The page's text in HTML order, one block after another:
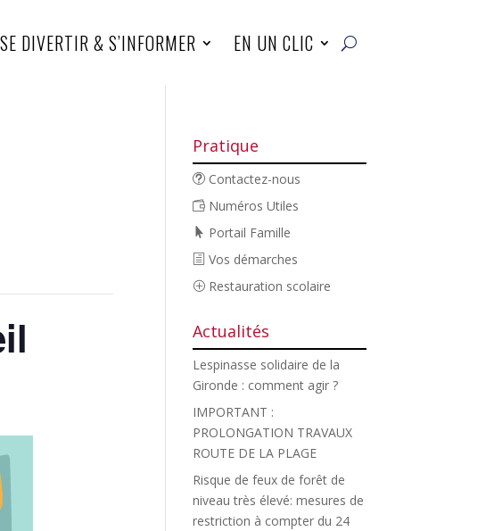
SE DIVERTIR & S’INFORMER EN UN CLIC
Pratique
Contactez-nous
Numéros Utiles
Portail Famille
Vos démarches
Restauration scolaire
Actualités
Lespinasse solidaire de la
Gironde : comment agir ?
IMPORTANT :
PROLONGATION TRAVAUX
ROUTE DE LA PLAGE
Risque de feux de forêt de
niveau très élevé: mesures de
restriction à compter du 24